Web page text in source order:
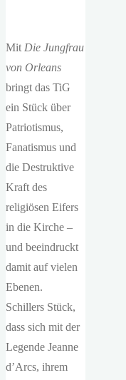
Mit Die Jungfrau
von Orleans
bringt das TiG
ein Stück über
Patriotismus,
Fanatismus und
die Destruktive
Kraft des
religiösen Eifers
in die Kirche –
und beeindruckt
damit auf vielen
Ebenen.
Schillers Stück,
dass sich mit der
Legende Jeanne
d’Arcs, ihrem